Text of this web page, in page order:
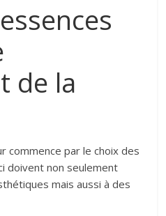
de la
commence par le choix des
doivent non seulement
mais aussi à des